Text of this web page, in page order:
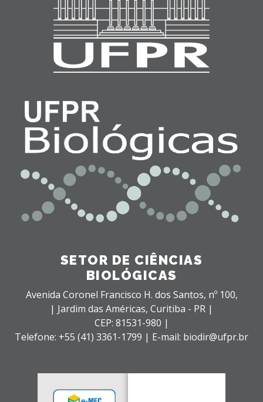
SETOR DE CIÊNCIAS
BIOLÓGICAS
Avenida Coronel Francisco H. dos Santos, nº 100,
| Jardim das Américas, Curitiba - PR |
CEP: 81531-980 |
Telefone: +55 (41) 3361-1799 | E-mail: biodir@ufpr.br